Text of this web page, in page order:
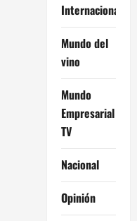
Internacional
Mundo del
vino
Mundo
Empresarial
TV
Nacional
Opinión